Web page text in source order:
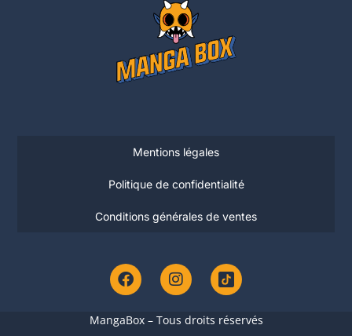
Mentions légales
Politique de confidentialité
Conditions générales de ventes
MangaBox – Tous droits réservés